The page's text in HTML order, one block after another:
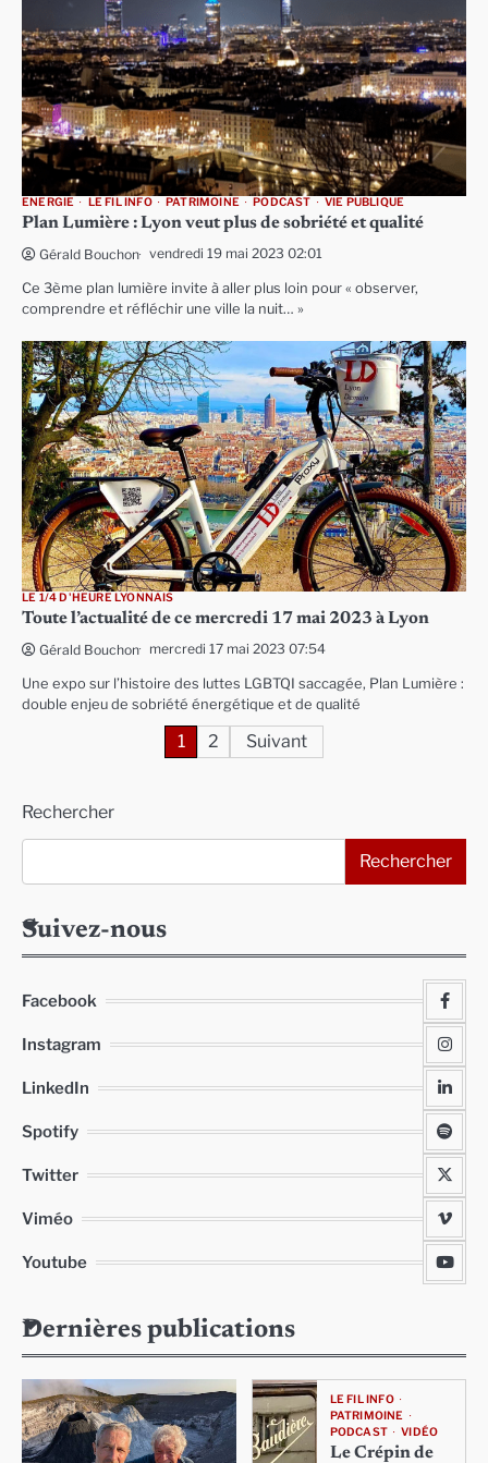
ENERGIE LE FIL INFO PATRIMOINE PODCAST VIE PUBLIQUE
Plan Lumière : Lyon veut plus de sobriété et qualité
Gérald Bouchon vendredi 19 mai 2023 02:01
Ce 3ème plan lumière invite à aller plus loin pour « observer,
comprendre et réfléchir une ville la nuit… »
LE 1/4 D'HEURE LYONNAIS
Toute l’actualité de ce mercredi 17 mai 2023 à Lyon
Gérald Bouchon mercredi 17 mai 2023 07:54
Une expo sur l’histoire des luttes LGBTQI saccagée, Plan Lumière :
double enjeu de sobriété énergétique et de qualité
publications
1 2 Suivant
Rechercher
Rechercher
Suivez-nous
Facebook
Instagram
LinkedIn
Spotify
Twitter
Viméo
Youtube
Dernières publications
LE FIL INFO
PATRIMOINE
PODCAST
VIDÉO
Le Crépin de